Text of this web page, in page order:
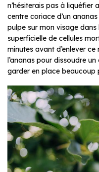
n’hésiterais pas à liquéfier
centre coriace d’un
pulpe sur mon visage dans
superficielle de cellules
minutes avant d’enlever
l’ananas pour dissoudre
garder en place beaucoup